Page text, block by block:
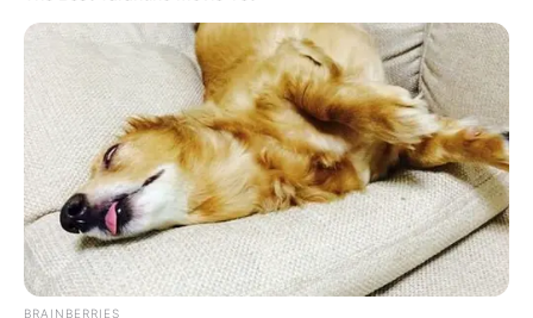
Trampolins und Sportfeldern sowie ein
Outdoorbereich mit Nautic-Jet, Tretbooten und
Flutschi-Bahn. Neben der parkeigenen Gastronomie
können bei vorheriger Reservierung auch Grillhütten
genutzt werden. Informationen unterwww.trampolin
oandernach.de.
Burg Stolberg - Eine imposante Burganlage, die
zum Teil aus mittelalterlichen Bauteilen und zum Teil
aus Bauwerken im Stil des Historismus besteht,
oberhalb der ebenso sehenswerten Altstadt von
BRAINBERRIES